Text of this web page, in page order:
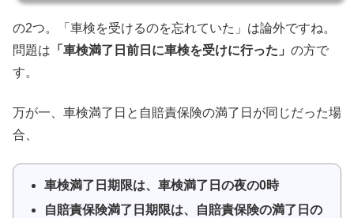
の2つ。「車検を受けるのを忘れていた」は論外ですね。
問題は 「車検満了日前日に車検を受けに行った」 の方で
す。
万が一、車検満了日と自賠責保険の満了日が同じだった場
合、
車検満了日期限は、車検満了日の夜の0時
自賠責保険満了日期限は、自賠責保険の満了日の